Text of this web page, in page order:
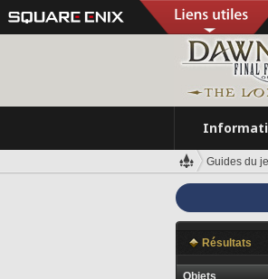
Guides du
Résultats
Objets